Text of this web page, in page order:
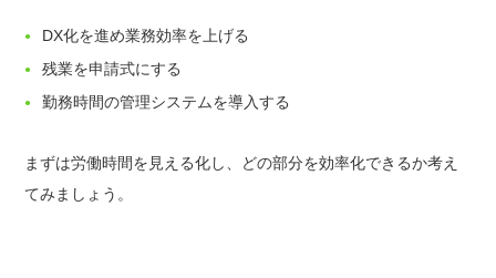
DX化を進め業務効率を上げる
残業を申請式にする
勤務時間の管理システムを導入する
まずは労働時間を見える化し、どの部分を効率化できるか考え
てみましょう。